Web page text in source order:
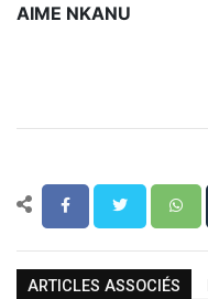
AIME NKANU
ARTICLES ASSOCIÉS